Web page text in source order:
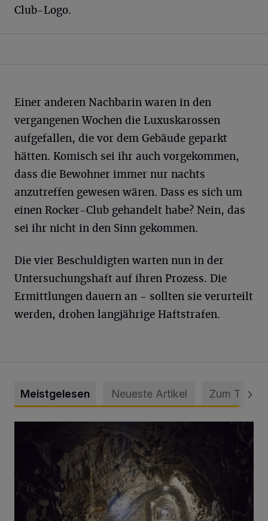
Club-Logo.
Einer anderen Nachbarin waren in den
vergangenen Wochen die Luxuskarossen
aufgefallen, die vor dem Gebäude geparkt
hätten. Komisch sei ihr auch vorgekommen,
dass die Bewohner immer nur nachts
anzutreffen gewesen wären. Dass es sich um
einen Rocker-Club gehandelt habe? Nein, das
sei ihr nicht in den Sinn gekommen.
Die vier Beschuldigten warten nun in der
Untersuchungshaft auf ihren Prozess. Die
Ermittlungen dauern an - sollten sie verurteilt
werden, drohen langjährige Haftstrafen.
Meistgelesen Neueste Artikel Zum Thema